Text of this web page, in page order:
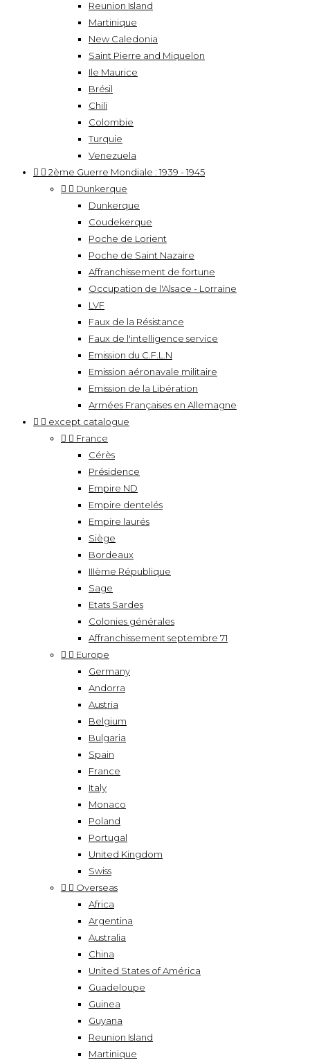
Reunion Island
Martinique
New Caledonia
Saint Pierre and Miquelon
Ile Maurice
Brésil
Chili
Colombie
Turquie
Venezuela
  2ème Guerre Mondiale : 1939 - 1945
  Dunkerque
Dunkerque
Coudekerque
Poche de Lorient
Poche de Saint Nazaire
Affranchissement de fortune
Occupation de l'Alsace - Lorraine
LVF
Faux de la Résistance
Faux de l'intelligence service
Emission du C.F.L.N
Emission aéronavale militaire
Emission de la Libération
Armées Françaises en Allemagne
  except catalogue
  France
Cérès
Présidence
Empire ND
Empire dentelés
Empire laurés
Siège
Bordeaux
IIIème République
Sage
Etats Sardes
Colonies générales
Affranchissement septembre 71
  Europe
Germany
Andorra
Austria
Belgium
Bulgaria
Spain
France
Italy
Monaco
Poland
Portugal
United Kingdom
Swiss
  Overseas
Africa
Argentina
Australia
China
United States of América
Guadeloupe
Guinea
Guyana
Reunion Island
Martinique